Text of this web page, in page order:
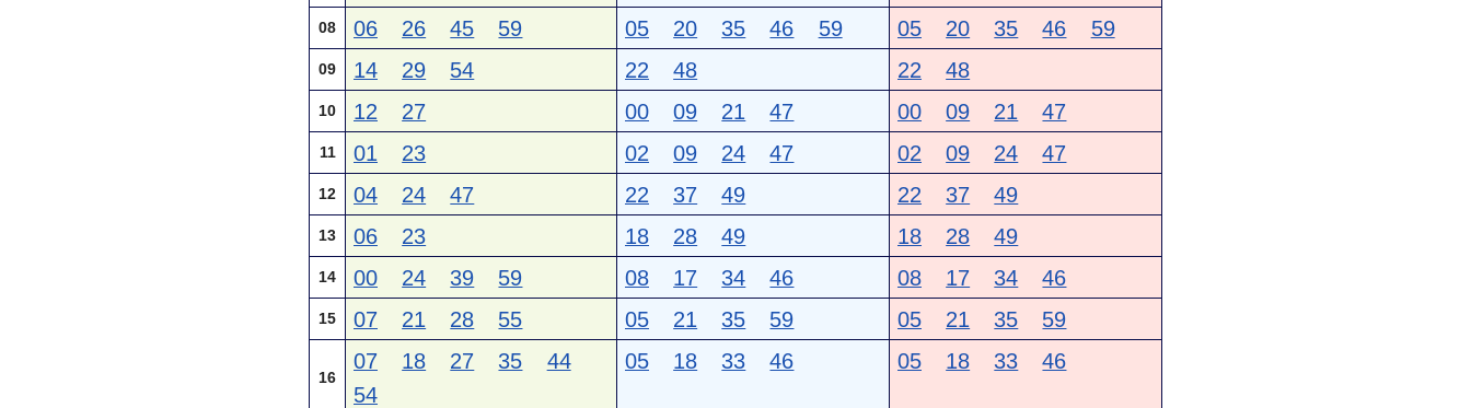
08 06 26 45 59 05 20 35 46 59 05 20 35 46 59
09 14 29 54 22 48 22 48
10 12 27 00 09 21 47 00 09 21 47
11 01 23 02 09 24 47 02 09 24 47
12 04 24 47 22 37 49 22 37 49
13 06 23 18 28 49 18 28 49
14 00 24 39 59 08 17 34 46 08 17 34 46
15 07 21 28 55 05 21 35 59 05 21 35 59
16
07 18 27 35
44
54
05 18 33 46 05 18 33 46